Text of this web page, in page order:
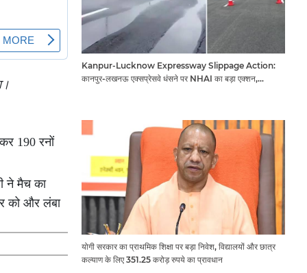
190 रनों
ने मैच का
को और लंबा
Kanpur-Lucknow Expressway Slippage Action:
कानपुर-लखनऊ एक्सप्रेसवे धंसने पर NHAI का बड़ा एक्शन,
योगी सरकार का प्राथमिक शिक्षा पर बड़ा निवेश, विद्यालयों और छात्र
कल्याण के लिए 351.25 करोड़ रुपये का प्रावधान